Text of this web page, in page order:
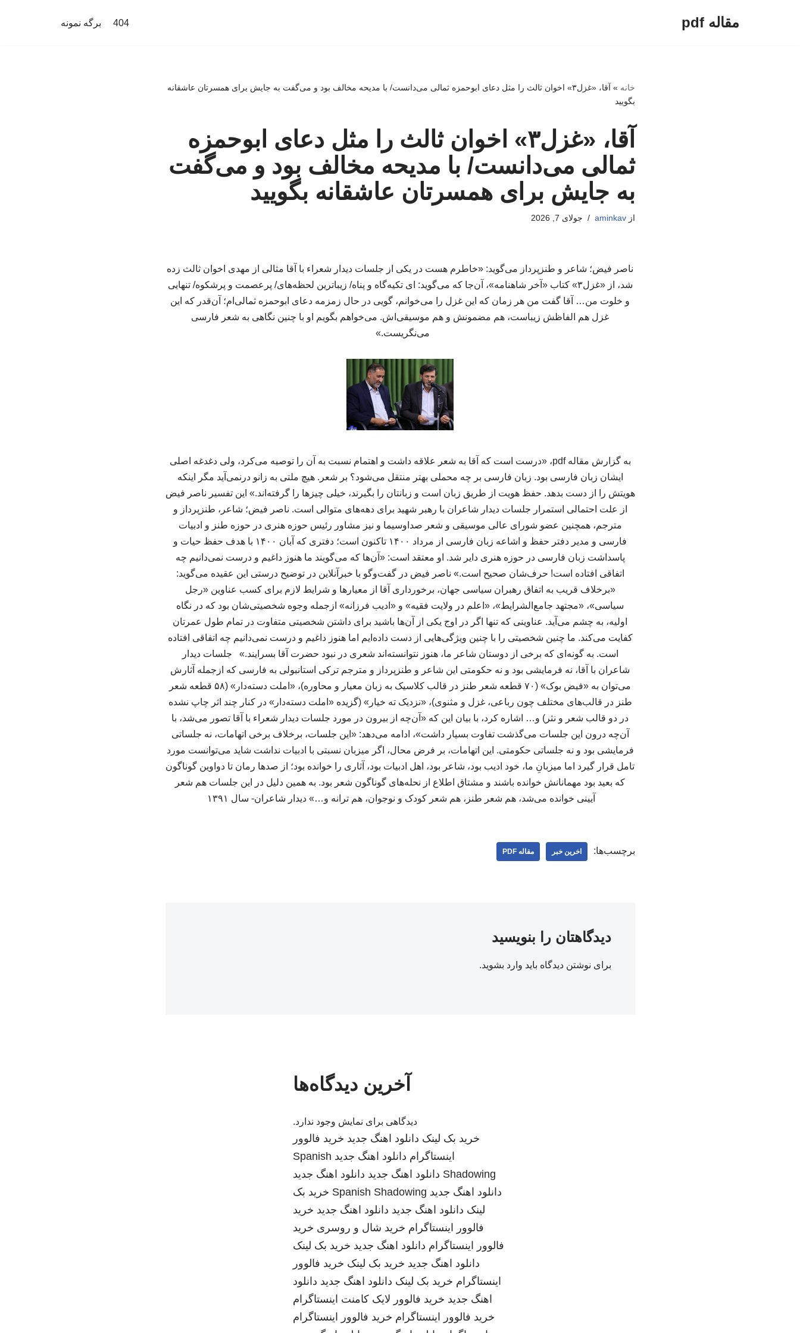
مقاله pdf 404 برگه نمونه
خانه »
آقا، «غزل۳» اخوان ‌ثالث را مثل دعای ابوحمزه ثمالی می‌دانست/ با مدیحه مخالف بود و می‌گفت به جایش برای همسرتان عاشقانه
بگویید
آقا، «غزل۳» اخوان ‌ثالث را مثل دعای ابوحمزه
ثمالی می‌دانست/ با مدیحه مخالف بود و می‌گفت
به جایش برای همسرتان عاشقانه بگویید
ازaminkav جولای 7, 2026
ناصر فیض؛ شاعر و طنزپرداز می‌گوید: «خاطرم هست در یکی از جلسات دیدار شعراء با آقا مثالی از مهدی اخوان ثالث زده
شد، از «غزل۳» کتاب «آخر شاهنامه»، آن‌جا که می‌گوید: ای تکیه‌گاه و پناه/ زیباترین لحظه‌های/ پرعصمت و پرشکوه/ تنهایی
و خلوت من… آقا گفت من هر زمان که این غزل را می‌خوانم، گویی در حال زمزمه دعای ابوحمزه ثمالی‌ام؛ آن‌قدر که این
غزل هم الفاظش زیباست، هم مضمونش و هم موسیقی‌اش. می‌خواهم بگویم او با چنین نگاهی به شعر فارسی
می‌نگریست.»
به گزارش مقاله pdf، «درست است که آقا به شعر علاقه داشت و اهتمام نسبت به آن را توصیه می‌کرد، ولی دغدغه اصلی
ایشان زبان فارسی بود. زبان فارسی بر چه محملی بهتر منتقل می‌شود؟ بر شعر. هیچ ملتی به زانو درنمی‌آید مگر اینکه
هویتش را از دست بدهد. حفظ هویت از طریق زبان است و زبانتان را بگیرند، خیلی چیزها را گرفته‌اند.» این تفسیر ناصر فیض
از علت احتمالی استمرار جلسات دیدار شاعران با رهبر شهید برای دهه‌های متوالی است. ناصر فیض؛ شاعر، طنزپرداز و
مترجم، همچنین عضو شورای عالی موسیقی و شعر صداوسیما و نیز مشاور رئیس حوزه هنری در حوزه طنز و ادبیات
فارسی و مدیر دفتر حفظ و اشاعه زبان فارسی از مرداد ۱۴۰۰ تاکنون است؛ دفتری که آبان ۱۴۰۰ با هدف حفظ حیات و
پاسداشت زبان فارسی در حوزه هنری دایر شد. او معتقد است: «آن‌ها که می‌گویند ما هنوز داغیم و درست نمی‌دانیم چه
اتفاقی افتاده است! حرف‌شان صحیح است.» ناصر فیض در گفت‌وگو با خبرآنلاین در توضیح درستی این عقیده می‌گوید:
«برخلاف قریب به اتفاق رهبران سیاسی جهان، برخورداری آقا از معیارها و شرایط لازم برای کسب عناوین «رجل
سیاسی»، «مجتهد جامع‌الشرایط»، «اعلم در ولایت فقیه» و «ادیب فرزانه» ازجمله وجوه شخصیتی‌شان بود که در نگاه
اولیه، به چشم می‌آید. عناوینی که تنها اگر در اوج یکی از آن‌ها باشید برای داشتن شخصیتی متفاوت در تمام طول عمرتان
کفایت می‌کند. ما چنین شخصیتی را با چنین ویژگی‌هایی از دست داده‌ایم اما هنوز داغیم و درست نمی‌دانیم چه اتفاقی افتاده
است. به گونه‌ای که برخی از دوستان شاعر ما، هنوز نتوانسته‌اند شعری در نبود حضرت آقا بسرایند.» جلسات دیدار
شاعران با آقا، نه فرمایشی بود و نه حکومتی این شاعر و طنزپرداز و مترجم ترکی استانبولی به فارسی که ازجمله آثارش
می‌توان به «فیض بوک» (۷۰ قطعه شعر طنز در قالب کلاسیک به زبان معیار و محاوره‌)، «املت دسته‌دار» (۵۸ قطعه شعر
طنز در قالب‌های مختلف چون رباعی، غزل و مثنوی)، «نزدیک ته خیار» (گزیده «املت ‌دسته‌دار» در کنار چند اثر چاپ ‌نشده
در دو قالب شعر و نثر) و… اشاره کرد، با بیان این که «آن‌چه از بیرون در مورد جلسات دیدار شعراء با آقا تصور می‌شد، با
آن‌چه درون این جلسات می‌گذشت تفاوت بسیار داشت»، ادامه می‌دهد: «این جلسات، برخلاف برخی اتهامات، نه جلساتی
فرمایشی بود و نه جلساتی حکومتی. این اتهامات، بر فرض محال، اگر میزبان نسبتی با ادبیات نداشت شاید می‌توانست مورد
تامل قرار گیرد اما میزبانِ ما، خود ادیب بود، شاعر بود، اهل ادبیات بود، آثاری را خوانده بود؛ از صدها رمان تا دواوین گوناگون
که بعید بود مهمانانش خوانده باشند و مشتاق اطلاع از نحله‌های گوناگون شعر بود. به همین دلیل در این جلسات هم شعر
آیینی خوانده می‌شد، هم شعر طنز، هم شعر کودک و نوجوان، هم ترانه و…» دیدار شاعران- سال ۱۳۹۱
برچسب‌ها: اخرین خبر مقاله PDF
دیدگاهتان را بنویسید
برای نوشتن دیدگاه باید وارد بشوید.
آخرین دیدگاه‌ها
دیدگاهی برای نمایش وجود ندارد.
خرید بک لینک دانلود اهنگ جدید خرید فالوور
اینستاگرام دانلود اهنگ جدید Spanish
Shadowing دانلود اهنگ جدید دانلود اهنگ جدید
دانلود اهنگ جدید Spanish Shadowing خرید بک
لینک دانلود اهنگ جدید دانلود اهنگ جدید خرید
فالوور اینستاگرام خرید شال و روسری خرید
فالوور اینستاگرام دانلود اهنگ جدید خرید بک لینک
دانلود اهنگ جدید خرید بک لینک خرید فالوور
اینستاگرام خرید بک لینک دانلود اهنگ جدید دانلود
اهنگ جدید خرید فالوور لایک کامنت اینستاگرام
خرید فالوور اینستاگرام خرید فالوور اینستاگرام